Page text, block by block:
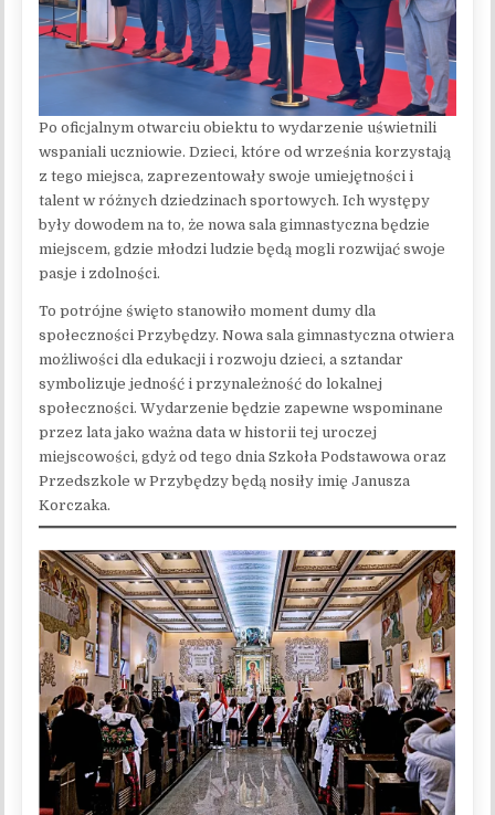
Po oficjalnym otwarciu obiektu to wydarzenie uświetnili
wspaniali uczniowie. Dzieci, które od września korzystają
z tego miejsca, zaprezentowały swoje umiejętności i
talent w różnych dziedzinach sportowych. Ich występy
były dowodem na to, że nowa sala gimnastyczna będzie
miejscem, gdzie młodzi ludzie będą mogli rozwijać swoje
pasje i zdolności.
To potrójne święto stanowiło moment dumy dla
społeczności Przybędzy. Nowa sala gimnastyczna otwiera
możliwości dla edukacji i rozwoju dzieci, a sztandar
symbolizuje jedność i przynależność do lokalnej
społeczności. Wydarzenie będzie zapewne wspominane
przez lata jako ważna data w historii tej uroczej
miejscowości, gdyż od tego dnia Szkoła Podstawowa oraz
Przedszkole w Przybędzy będą nosiły imię Janusza
Korczaka.